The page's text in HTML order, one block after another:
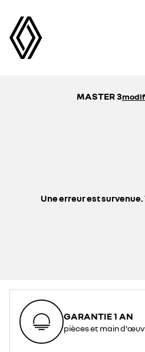
MASTER 3
Une erreur est
GARANTIE 1 AN
pièces et main